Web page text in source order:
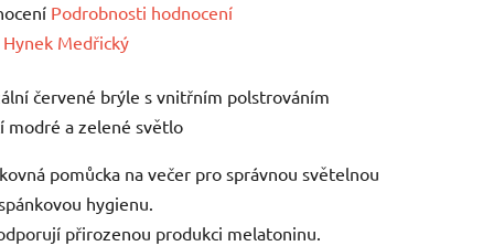
Podrobnosti hodnocení
Hynek Medřický
červené brýle s vnitřním polstrováním
modré a zelené světlo
pomůcka na večer pro správnou světelnou
hygienu.
přirozenou produkci melatoninu.